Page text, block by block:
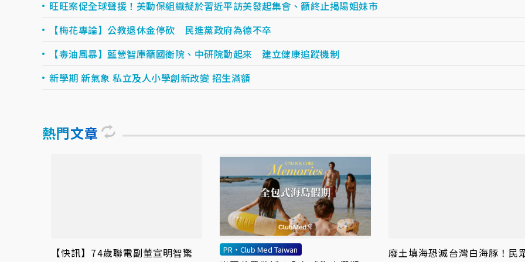
旺旺案促全球聲援！美動保組織擬於習近平訪美發起集會、籲終止揭陽姐妹市
【梅花專論】公教退休金停砍 民進黨政府為德不卒
【毒油風暴】藍營智庫籲國衛院、中研院動起來 建立健康追蹤機制
新學期 新氣象 私立及人小學創新改變 招生滿額
熱門文章
【快訊】74歲聯電副董宣明智驚
PR・Club Med Taiwan
廢土填海恐滅台灣白海豚！民